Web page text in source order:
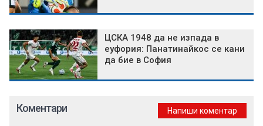
ЦСКА 1948 да не изпада в
еуфория: Панатинайкос се кани
да бие в София
Коментари Напиши коментар